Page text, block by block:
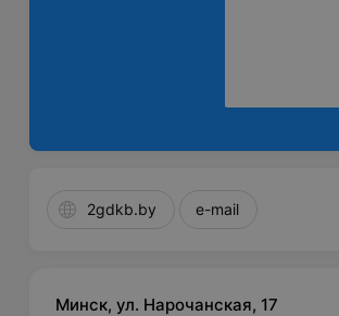
2gdkb.by e-mail
Минск, ул. Нарочанская, 17